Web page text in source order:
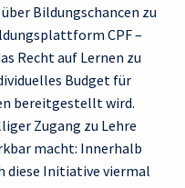
Bildungschancen zu
CPF –
Recht auf Lernen zu
Budget für
bereitgestellt wird.
Zugang zu Lehre
macht: Innerhalb
diese Initiative viermal